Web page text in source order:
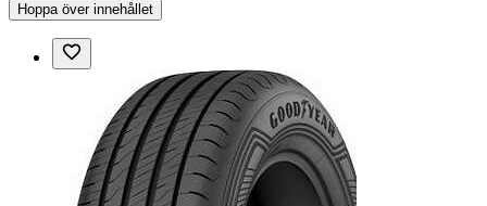
Hoppa över innehållet